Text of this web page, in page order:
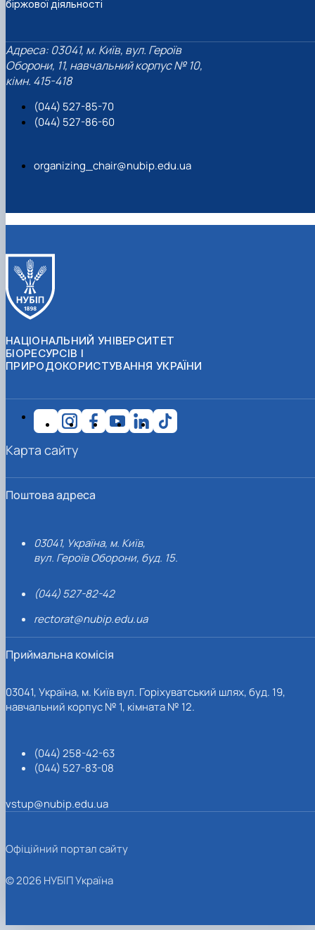
біржової діяльності
Адреса: 03041, м. Київ, вул. Героїв
Оборони, 11, навчальний корпус № 10,
кімн. 415-418
(044) 527-85-70
(044) 527-86-60
organizing_chair@nubip.edu.ua
НАЦІОНАЛЬНИЙ УНІВЕРСИТЕТ
БІОРЕСУРСІВ І
ПРИРОДОКОРИСТУВАННЯ УКРАЇНИ
Поштова адреса
03041, Україна, м. Київ,
вул. Героїв Оборони, буд. 15.
(044) 527-82-42
rectorat@nubip.edu.ua
Приймальна комісія
03041, Україна, м. Київ вул. Горіхуватський шлях, буд. 19,
навчальний корпус № 1, кімната № 12.
(044) 258-42-63
(044) 527-83-08
vstup@nubip.edu.ua
Карта сайту
Офіційний портал сайту
© 2026 НУБІП Україна